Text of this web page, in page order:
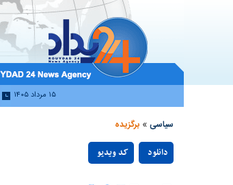
۱۵ مرداد ۱۴۰۵
سیاسی » برگزیده
کد ویدیو دانلود